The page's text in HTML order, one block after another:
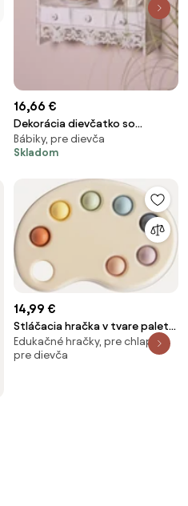
16,66 €
Dekorácia dievčatko so
zajačikom a kačičkou - 10*6*15
cm
Bábiky, pre dievča
Skladom
14,99 €
Stláčacia hračka v tvare palety
Multi
Edukačné hračky, pre chlapca,
pre dievča